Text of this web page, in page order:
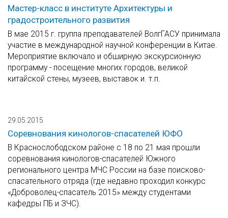
Мастер-класс в институте Архитектуры и
градостроительного развития
В мае 2015 г. группа преподавателей ВолгГАСУ принимала
участие в международной научной конференции в Китае.
Мероприятие включало и обширную экскурсионную
программу - посещение многих городов, великой
китайской стены, музеев, выставок и. т.п.
29.05.2015
Соревнования кинологов-спасателей ЮФО
В Краснослободском районе с 18 по 21 мая прошли
соревнования кинологов-спасателей Южного
регионального центра МЧС России на базе поисково-
спасательного отряда (где недавно проходил конкурс
«Доброволец-спасатель 2015» между студентами
кафедры ПБ и ЗЧС).